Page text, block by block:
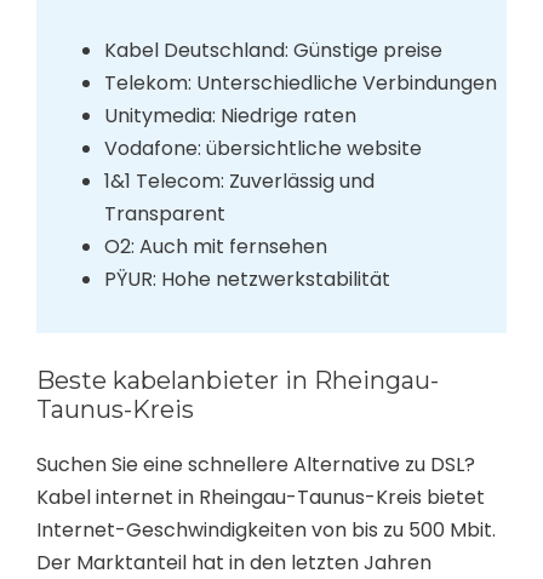
Kabel Deutschland: Günstige preise
Telekom: Unterschiedliche Verbindungen
Unitymedia: Niedrige raten
Vodafone: übersichtliche website
1&1 Telecom: Zuverlässig und
Transparent
O2: Auch mit fernsehen
PŸUR: Hohe netzwerkstabilität
Beste kabelanbieter in Rheingau-
Taunus-Kreis
Suchen Sie eine schnellere Alternative zu DSL?
Kabel internet in Rheingau-Taunus-Kreis bietet
Internet-Geschwindigkeiten von bis zu 500 Mbit.
Der Marktanteil hat in den letzten Jahren